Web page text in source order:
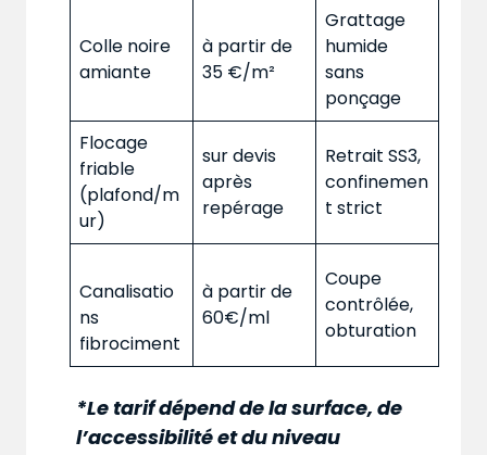
Colle noire
amiante
à partir de
35 €/m²
Grattage
humide
sans
ponçage
Flocage
friable
(plafond/m
ur)
sur devis
après
repérage
Retrait SS3,
confinemen
t strict
Canalisatio
ns
fibrociment
à partir de
60€/ml
Coupe
contrôlée,
obturation
*Le tarif dépend de la surface, de
l’accessibilité et du niveau